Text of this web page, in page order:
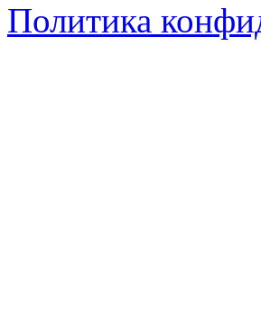
Политика